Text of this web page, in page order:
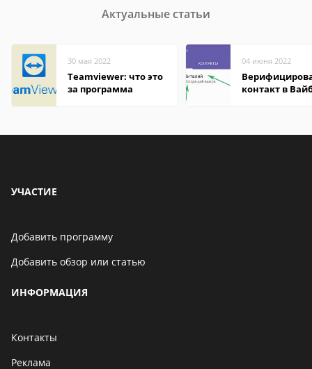
Актуальные статьи
30 мая 2022
Teamviewer: что это
за программа
04 июня 2022
контакт в
УЧАСТИЕ
Добавить программу
Добавить обзор или статью
ИНФОРМАЦИЯ
Контакты
Реклама